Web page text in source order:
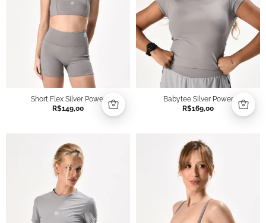
Short Flex Silver Power
R$149,00
Babytee Silver Power
R$169,00